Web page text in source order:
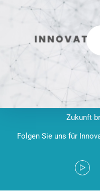
Zukunft
Folgen Sie uns für